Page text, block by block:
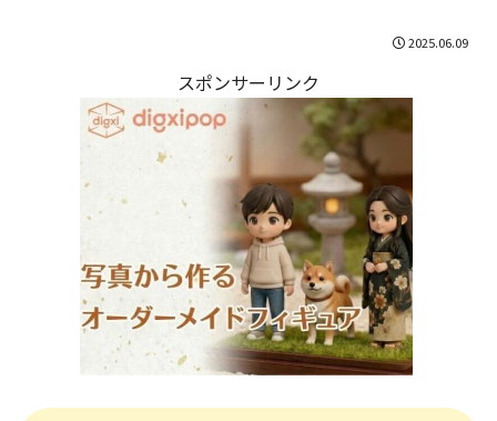
2025.06.09
スポンサーリンク